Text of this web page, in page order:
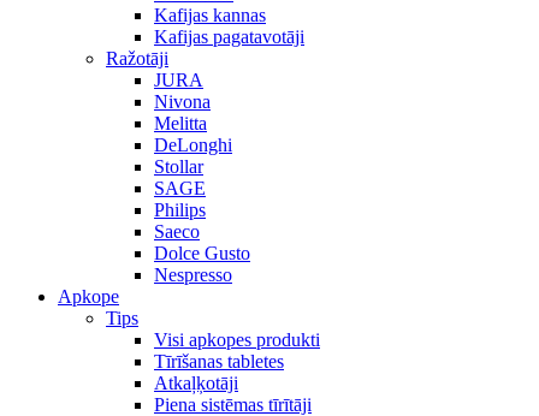
Kafijas kannas
Kafijas pagatavotāji
Ražotāji
JURA
Nivona
Melitta
DeLonghi
Stollar
SAGE
Philips
Saeco
Dolce Gusto
Nespresso
Apkope
Tips
Visi apkopes produkti
Tīrīšanas tabletes
Atkaļķotāji
Piena sistēmas tīrītāji